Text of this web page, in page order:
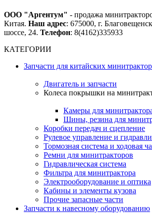
ООО "Аргентум" - продажа
Китая. Наш адрес: 675000, г.
шоссе, 24. Телефон: 8(4162)335933
КАТЕГОРИИ
Запчасти для китайских
Двигатель и запчасти
Колеса покрышки на
Камеры для
Шины, резина для
Коробки передач и сцепление
Рулевое управление и
Тормозная система и ходовая
Ремни для минитракторов
Гидравлическая система
Фильтра для минитрактора
Электрооборудование и оптика
Кабины и элементы кузова
Прочие запасные части
Запчасти к навесному оборудованию